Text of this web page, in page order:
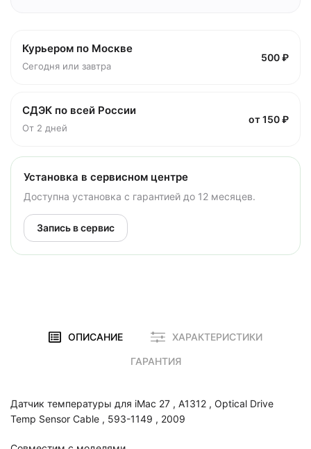
Курьером по Москве
Сегодня или завтра
500 ₽
СДЭК по всей России
От 2 дней
от 150 ₽
Установка в сервисном центре
Доступна установка с гарантией до 12 месяцев.
Запись в сервис
ОПИСАНИЕ ХАРАКТЕРИСТИКИ
ГАРАНТИЯ
Датчик температуры для iMac 27 , A1312 , Optical Drive
Temp Sensor Cable , 593-1149 , 2009